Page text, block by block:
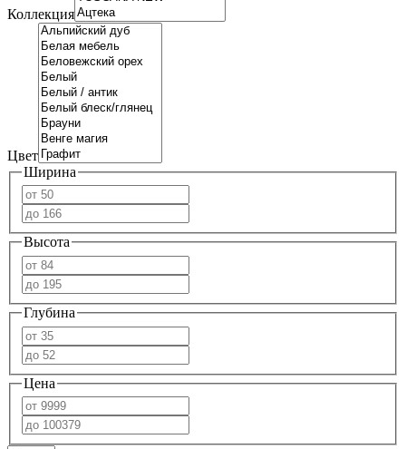
Коллекция
Цвет
Ширина
Высота
Глубина
Цена